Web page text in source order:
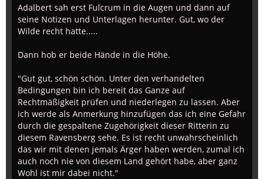
Adalbert sah erst Fulcrum in die Augen und dann auf
seine Notizen und Unterlagen herunter. Gut, wo der
Wilde recht hatte.....
Dann hob er beide Hände in die Höhe.
"Gut gut, schön schön. Unter den verhandelten
Bedingungen bin ich bereit das Ganze auf
Rechtmäßigkeit prüfen und niederlegen zu lassen. Aber
ich werde als Anmerkung hinzufügen das ich eine Gefahr
durch die gespaltene Zugehörigkeit dieser Ritterin zu
diesem Ravensberg sehe. Es ist recht unwahrscheinlich
das wir mit denen jemals Ärger haben werden, zumal ich
auch noch nie von diesem Land gehört habe, aber ganz
Wohl ist mir dabei nicht."